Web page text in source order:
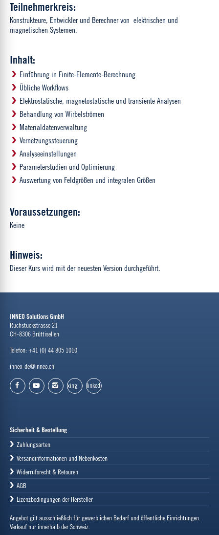
Teilnehmerkreis:
Konstrukteure, Entwickler und Berechner von elektrischen und
magnetischen Systemen.
Inhalt:
Einführung in Finite-Elemente-Berechnung
Übliche Workflows
Elektrostatische, magnetostatische und transiente Analysen
Behandlung von Wirbelströmen
Materialdatenverwaltung
Vernetzungssteuerung
Analyseeinstellungen
Parameterstudien und Optimierung
Auswertung von Feldgrößen und integralen Größen
Voraussetzungen:
Keine
Hinweis:
Dieser Kurs wird mit der neuesten Version durchgeführt.
INNEO Solutions GmbH
Ruchstuckstrasse 21
CH-8306 Brüttisellen
Telefon: +41 (0) 44 805 1010
inneo-de@inneo.ch
xing linkedin
Sicherheit & Bestellung
Zahlungsarten
Versandinformationen und Nebenkosten
Widerrufsrecht & Retouren
AGB
Lizenzbedingungen der Hersteller
Angebot gilt ausschließlich für gewerblichen Bedarf und öffentliche Einrichtungen.
Verkauf nur innerhalb der Schweiz.